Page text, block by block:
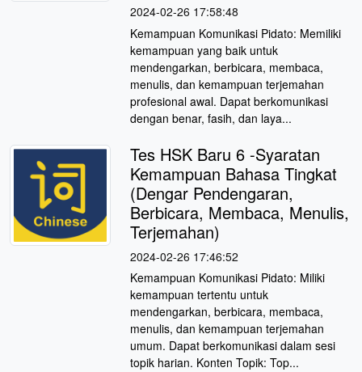
2024-02-26 17:58:48
Kemampuan Komunikasi Pidato: Memiliki
kemampuan yang baik untuk
mendengarkan, berbicara, membaca,
menulis, dan kemampuan terjemahan
profesional awal. Dapat berkomunikasi
dengan benar, fasih, dan laya...
Tes HSK Baru 6 -Syaratan
Kemampuan Bahasa Tingkat
(Dengar Pendengaran,
Berbicara, Membaca, Menulis,
Terjemahan)
2024-02-26 17:46:52
Kemampuan Komunikasi Pidato: Miliki
kemampuan tertentu untuk
mendengarkan, berbicara, membaca,
menulis, dan kemampuan terjemahan
umum. Dapat berkomunikasi dalam sesi
topik harian. Konten Topik: Top...